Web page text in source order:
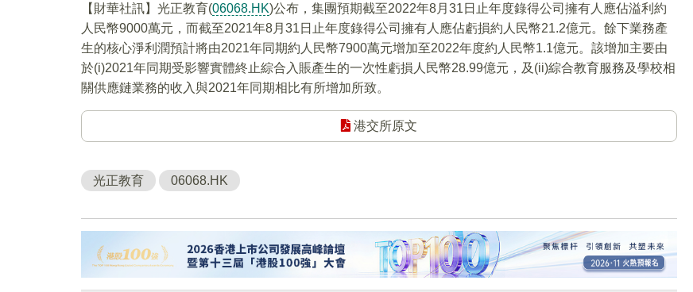
【財華社訊】光正教育(06068.HK)公布，集團預期截至2022年8月31日止年度錄得公司擁有人應佔溢利約
人民幣9000萬元，而截至2021年8月31日止年度錄得公司擁有人應佔虧損約人民幣21.2億元。餘下業務產
生的核心淨利潤預計將由2021年同期約人民幣7900萬元增加至2022年度約人民幣1.1億元。該增加主要由
於(i)2021年同期受影響實體終止綜合入賬產生的一次性虧損人民幣28.99億元，及(ii)綜合教育服務及學校相
關供應鏈業務的收入與2021年同期相比有所增加所致。
港交所原文
光正教育 06068.HK